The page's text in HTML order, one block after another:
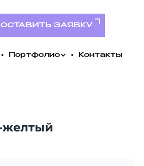
ОСТАВИТЬ ЗАЯВКУ
Портфолио Контакты
желтый